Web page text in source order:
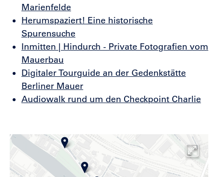
Marienfelde
Herumspaziert! Eine historische
Spurensuche
Inmitten | Hindurch - Private Fotografien vom
Mauerbau
Digitaler Tourguide an der Gedenkstätte
Berliner Mauer
Audiowalk rund um den Checkpoint Charlie